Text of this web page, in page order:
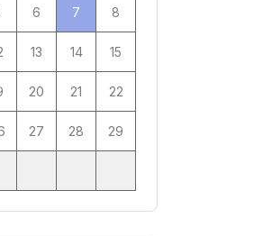
6 7 8
13 14 15
20 21 22
27 28 29